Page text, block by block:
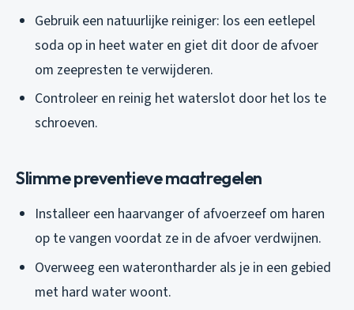
Gebruik een natuurlijke reiniger: los een eetlepel
soda op in heet water en giet dit door de afvoer
om zeepresten te verwijderen.
Controleer en reinig het waterslot door het los te
schroeven.
Slimme preventieve maatregelen
Installeer een haarvanger of afvoerzeef om haren
op te vangen voordat ze in de afvoer verdwijnen.
Overweeg een waterontharder als je in een gebied
met hard water woont.